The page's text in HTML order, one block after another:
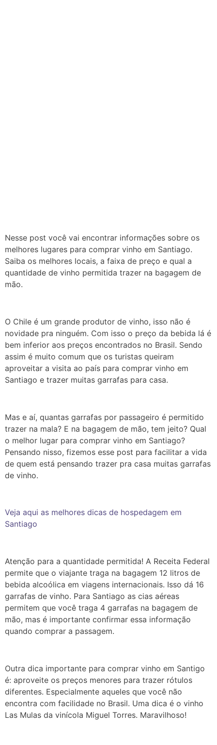
Nesse post você vai encontrar informações sobre os
melhores lugares para comprar vinho em Santiago.
Saiba os melhores locais, a faixa de preço e qual a
quantidade de vinho permitida trazer na bagagem de
mão.
O Chile é um grande produtor de vinho, isso não é
novidade pra ninguém. Com isso o preço da bebida lá é
bem inferior aos preços encontrados no Brasil. Sendo
assim é muito comum que os turistas queiram
aproveitar a visita ao país para comprar vinho em
Santiago e trazer muitas garrafas para casa.
Mas e aí, quantas garrafas por passageiro é permitido
trazer na mala? E na bagagem de mão, tem jeito? Qual
o melhor lugar para comprar vinho em Santiago?
Pensando nisso, fizemos esse post para facilitar a vida
de quem está pensando trazer pra casa muitas garrafas
de vinho.
Veja aqui as melhores dicas de hospedagem em
Santiago
Atenção para a quantidade permitida! A Receita Federal
permite que o viajante traga na bagagem 12 litros de
bebida alcoólica em viagens internacionais. Isso dá 16
garrafas de vinho. Para Santiago as cias aéreas
permitem que você traga 4 garrafas na bagagem de
mão, mas é importante confirmar essa informação
quando comprar a passagem.
Outra dica importante para comprar vinho em Santigo
é: aproveite os preços menores para trazer rótulos
diferentes. Especialmente aqueles que você não
encontra com facilidade no Brasil. Uma dica é o vinho
Las Mulas da vinícola Miguel Torres. Maravilhoso!